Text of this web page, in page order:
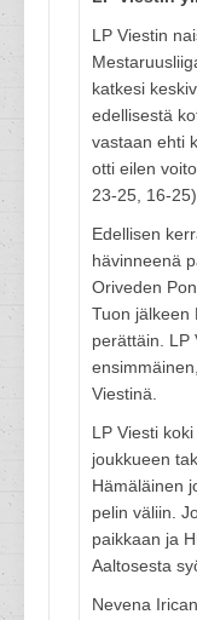
LP Viestin
katkesi
edellisestä
vastaan ehti
otti eilen
23-25, 16-25).
Edellisen
hävinneenä
Oriveden
Tuon jälkeen
perättäin. LP
Viestinä.
LP Viesti
joukkueen
Hämäläinen
pelin väliin.
paikkaan ja
Aaltosesta
Nevena